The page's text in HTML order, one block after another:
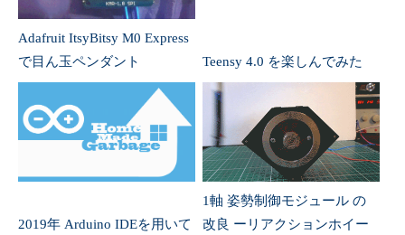
Adafruit ItsyBitsy M0 Express
で目ん玉ペンダント
Teensy 4.0 を楽しんでみた
2019年 Arduino IDEを用いて
1軸 姿勢制御モジュール の
改良 ーリアクションホイー